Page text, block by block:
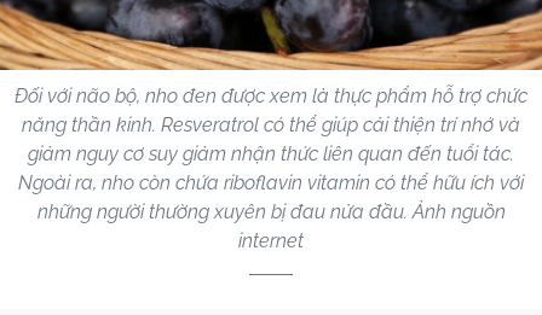
Đối với não bộ, nho đen được xem là thực phẩm hỗ trợ chức
năng thần kinh. Resveratrol có thể giúp cải thiện trí nhớ và
giảm nguy cơ suy giảm nhận thức liên quan đến tuổi tác.
Ngoài ra, nho còn chứa riboflavin vitamin có thể hữu ích với
những người thường xuyên bị đau nửa đầu. Ảnh nguồn
internet